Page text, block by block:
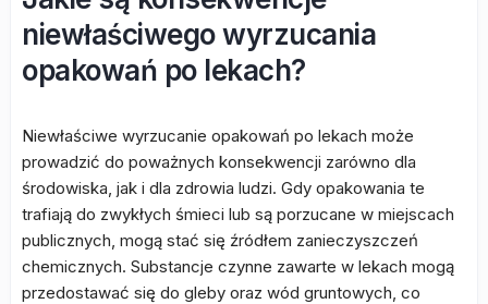
niewłaściwego wyrzucania
opakowań po lekach?
Niewłaściwe wyrzucanie opakowań po lekach może
prowadzić do poważnych konsekwencji zarówno dla
środowiska, jak i dla zdrowia ludzi. Gdy opakowania te
trafiają do zwykłych śmieci lub są porzucane w miejscach
publicznych, mogą stać się źródłem zanieczyszczeń
chemicznych. Substancje czynne zawarte w lekach mogą
przedostawać się do gleby oraz wód gruntowych, co